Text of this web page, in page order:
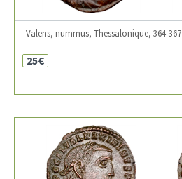
Valens, nummus, Thessalonique, 364-367
25€